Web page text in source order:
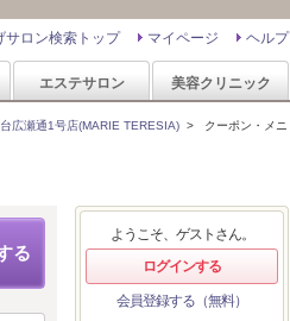
ヘルプ
マイページ
サロン検索トップ
エステサロン 美容クリニック
広瀬通1号店(MARIE TERESIA) > クーポン・メニ
る
ようこそ、ゲストさん。
ログインする
会員登録する（無料）